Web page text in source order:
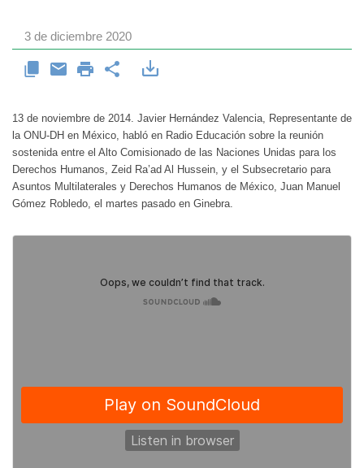
3 de diciembre 2020
13 de noviembre de 2014. Javier Hernández Valencia, Representante de
la ONU-DH en México, habló en Radio Educación sobre la reunión
sostenida entre el Alto Comisionado de las Naciones Unidas para los
Derechos Humanos, Zeid Ra’ad Al Hussein, y el Subsecretario para
Asuntos Multilaterales y Derechos Humanos de México, Juan Manuel
Gómez Robledo, el martes pasado en Ginebra.